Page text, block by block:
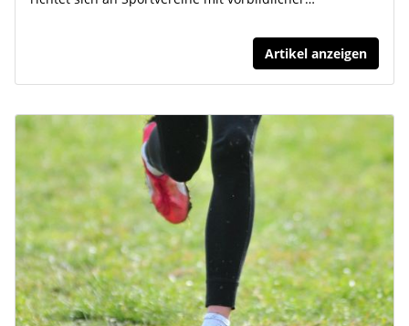
Artikel anzeigen